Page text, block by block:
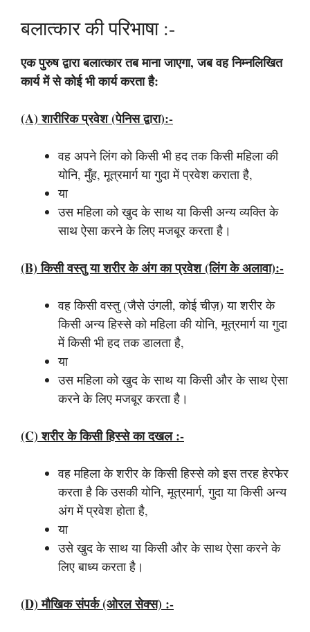
बलात्कार की परिभाषा :-
एक पुरुष द्वारा बलात्कार तब माना जाएगा, जब वह निम्नलिखित
कार्य में से कोई भी कार्य करता है:
(a) शारीरिक प्रवेश (पेनिस द्वारा):-
वह अपने लिंग को किसी भी हद तक किसी महिला की
योनि, मुँह, मूत्रमार्ग या गुदा में प्रवेश कराता है,
या
उस महिला को खुद के साथ या किसी अन्य व्यक्ति के
साथ ऐसा करने के लिए मजबूर करता है।
(b) किसी वस्तु या शरीर के अंग का प्रवेश (लिंग के अलावा):-
वह किसी वस्तु (जैसे उंगली, कोई चीज़) या शरीर के
किसी अन्य हिस्से को महिला की योनि, मूत्रमार्ग या गुदा
में किसी भी हद तक डालता है,
या
उस महिला को खुद के साथ या किसी और के साथ ऐसा
करने के लिए मजबूर करता है।
(c) शरीर के किसी हिस्से का दखल :-
वह महिला के शरीर के किसी हिस्से को इस तरह हेरफेर
करता है कि उसकी योनि, मूत्रमार्ग, गुदा या किसी अन्य
अंग में प्रवेश होता है,
या
उसे खुद के साथ या किसी और के साथ ऐसा करने के
लिए बाध्य करता है।
(d) मौखिक संपर्क (ओरल सेक्स) :-